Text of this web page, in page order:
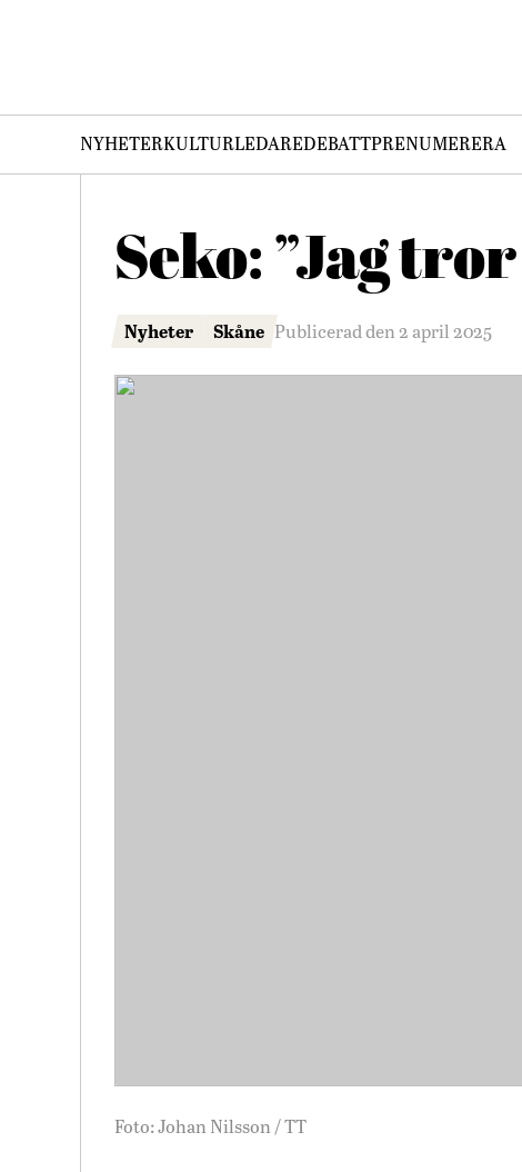
NYHETERKULTURLEDAREDEBATTPRENUMERERA
Seko: ”Jag
Nyheter Skåne Publicerad den 2 april 2025
Foto: Johan Nilsson / TT